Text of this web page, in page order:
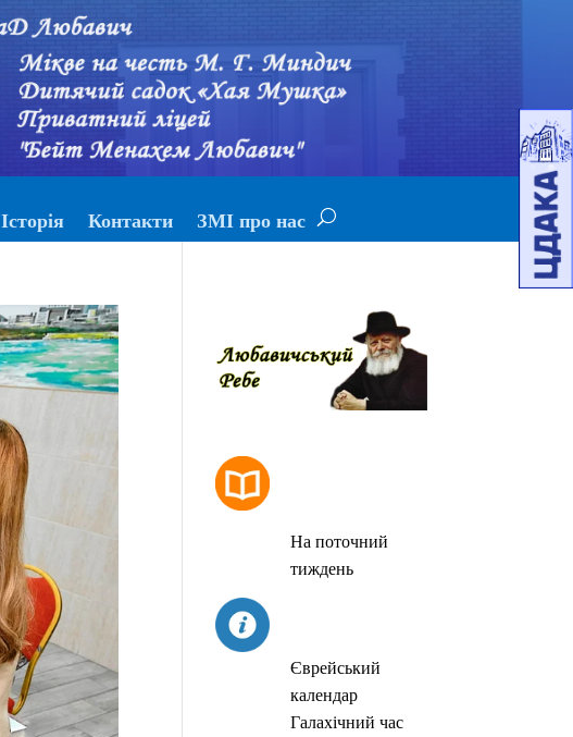
Історія Контакти ЗМІ про нас
На поточний
тиждень
Єврейський
календар
Галахічний час